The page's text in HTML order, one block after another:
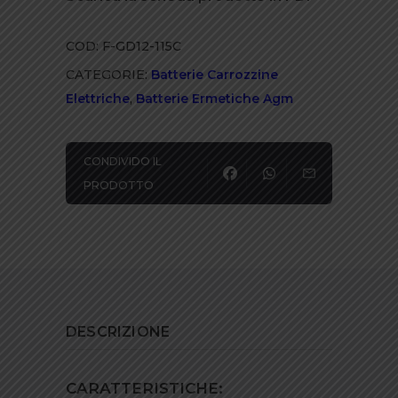
ACIDO
COD: F-GD12-115C
CATEGORIE: Batterie Carrozzine
Elettriche, Batterie Ermetiche Agm
CONDIVIDO IL
PRODOTTO
DESCRIZIONE
CARATTERISTICHE: